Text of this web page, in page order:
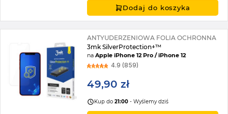
Dodaj do koszyka
ANTYUDERZENIOWA FOLIA OCHRONNA
3mk SilverProtection+™
naApple iPhone 12 Pro / iPhone 12
4.9 (859)
49,90 zł
Kup do21:00 - Wyślemy dziś